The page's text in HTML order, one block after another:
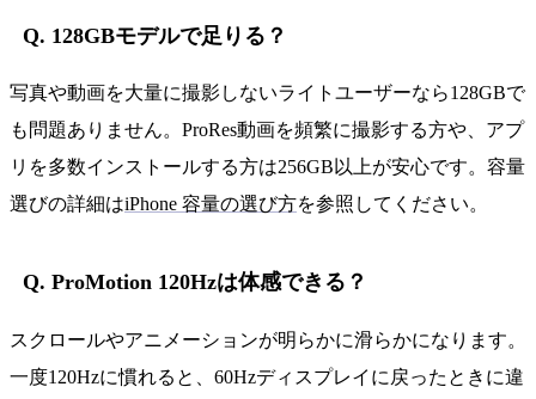
Q. 128GBモデルで足りる？
写真や動画を大量に撮影しないライトユーザーなら128GBで
も問題ありません。ProRes動画を頻繁に撮影する方や、アプ
リを多数インストールする方は256GB以上が安心です。容量
選びの詳細はiPhone 容量の選び方を参照してください。
Q. ProMotion 120Hzは体感できる？
スクロールやアニメーションが明らかに滑らかになります。
一度120Hzに慣れると、60Hzディスプレイに戻ったときに違